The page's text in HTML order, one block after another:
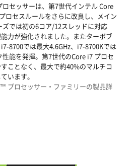
セッサーは、第7世代インテル Core
ロセスルールをさらに改良し、メイン
では初の6コア/12スレッドに対応
力が強化されました。またターボブ
8700では最大4.6GHz、i7-8700Kでは
能を発揮。第7世代のCore i7 プロセ
ことなく、最大で約40%のマルチコ
います。
プロセッサー・ファミリーの製品詳